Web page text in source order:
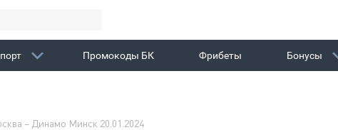
Промокоды БК Фрибеты Бонусы
– Динамо Минск 20.01.2024